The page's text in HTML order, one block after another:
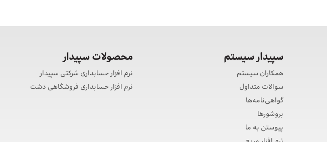
سپیدار سیستم
همکاران سیستم
سوالات متداول
گواهی‌نامه‌ها
بروشورها
پیوستن به ما
محصولات سپیدار
نرم افزار حسابداری شرکتی سپیدار
نرم افزار حسابداری فروشگاهی دشت